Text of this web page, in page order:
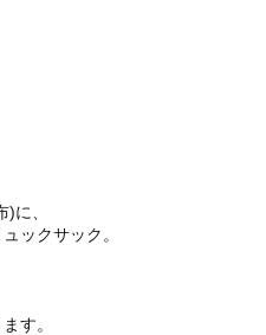
に、
ックサック。
す。